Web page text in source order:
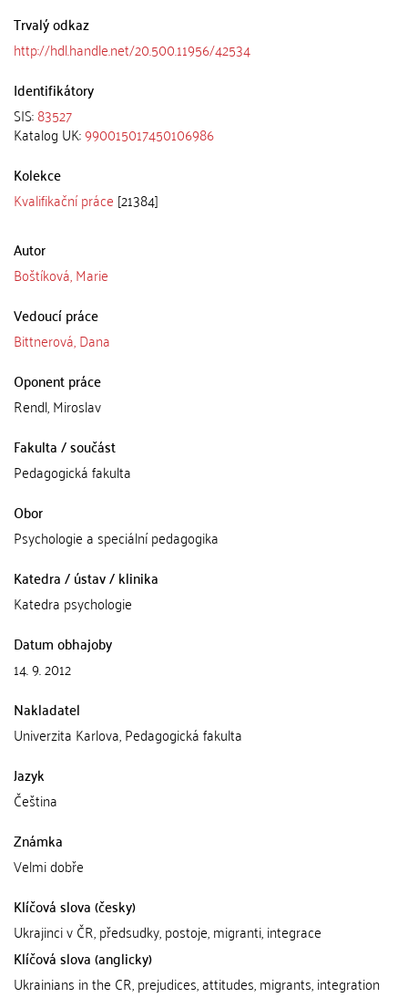
Trvalý odkaz
http://hdl.handle.net/20.500.11956/42534
Identifikátory
SIS:83527
Katalog UK:990015017450106986
Kolekce
Kvalifikační práce [21384]
Autor
Boštíková, Marie
Vedoucí práce
Bittnerová, Dana
Oponent práce
Rendl, Miroslav
Fakulta / součást
Pedagogická fakulta
Obor
Psychologie a speciální pedagogika
Katedra / ústav / klinika
Katedra psychologie
Datum obhajoby
14. 9. 2012
Nakladatel
Univerzita Karlova, Pedagogická fakulta
Jazyk
Čeština
Známka
Velmi dobře
Klíčová slova (česky)
Ukrajinci v ČR, předsudky, postoje, migranti, integrace
Klíčová slova (anglicky)
Ukrainians in the CR, prejudices, attitudes, migrants, integration